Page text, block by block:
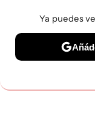
Ya puedes